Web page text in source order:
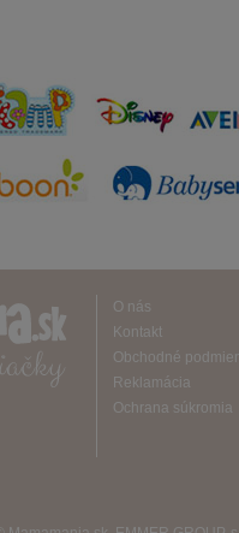
O nás
Kontakt
Obchodné
Reklamácia
Ochrana súkromia